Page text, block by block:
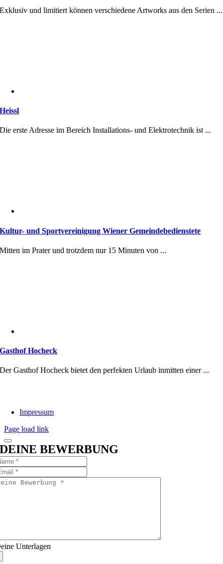
Exklusiv und limitiert können verschiedene Artworks aus den Serien ...
Heissl
Die erste Adresse im Bereich Installations- und Elektrotechnik ist ...
Kultur- und Sportvereinigung Wiener Gemeindebedienstete
Mitten im Prater und trotzdem nur 15 Minuten von ...
Gasthof Hocheck
Der Gasthof Hocheck bietet den perfekten Urlaub inmitten einer ...
Impressum
Page load link
DEINE BEWERBUNG
Unterlagen